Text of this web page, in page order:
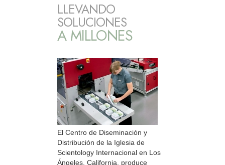
LLEVANDO
SOLUCIONES
A MILLONES
El Centro de Diseminación y
Distribución de la Iglesia de
Scientology Internacional en Los
Ángeles, California, produce